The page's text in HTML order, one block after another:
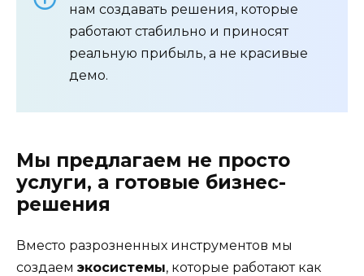
нам создавать решения, которые
работают стабильно и приносят
реальную прибыль, а не красивые
демо.
Мы предлагаем не просто
услуги, а готовые бизнес-
решения
Вместо разрозненных инструментов мы
создаем экосистемы, которые работают как